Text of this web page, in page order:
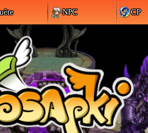
NPC CP